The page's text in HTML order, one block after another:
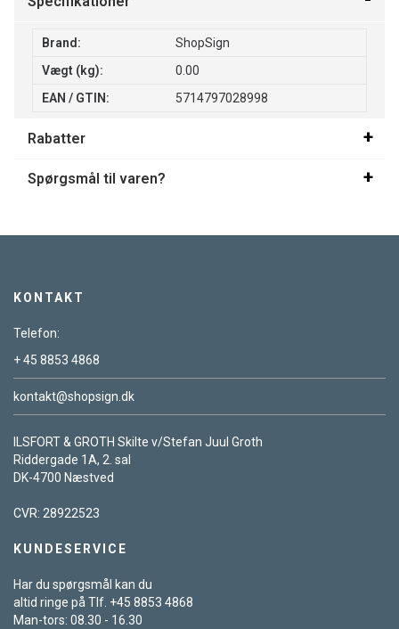
Brand:
ShopSign
Vægt (kg):
0.00
EAN / GTIN:
5714797028998
Rabatter
Spørgsmål til varen?
KONTAKT
Telefon:
+ 45 8853 4868
kontakt@shopsign.dk
ILSFORT & GROTH Skilte v/Stefan Juul Groth
Riddergade 1A, 2. sal
DK-4700 Næstved
CVR: 28922523
KUNDESERVICE
Har du spørgsmål kan du
altid ringe på Tlf. +45 8853 4868
Man-tors: 08.30 - 16.30